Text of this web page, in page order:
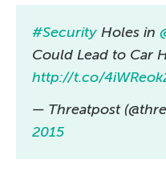
#Security Holes in
Could Lead to Car
http://t.co/
— Threatpost
2015